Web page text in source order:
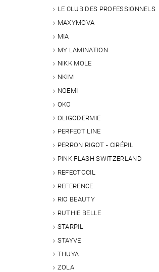
LE CLUB DES PROFESSIONNELS
MAXYMOVA
MIA
MY LAMINATION
NIKK MOLE
NKIM
NOEMI
OKO
OLIGODERMIE
PERFECT LINE
PERRON RIGOT - CIRÉPIL
PINK FLASH SWITZERLAND
REFECTOCIL
REFERENCE
RIO BEAUTY
RUTHIE BELLE
STARPIL
STAYVE
THUYA
ZOLA